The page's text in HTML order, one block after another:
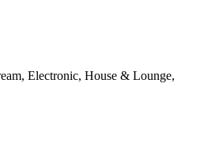
Electronic, House & Lounge,